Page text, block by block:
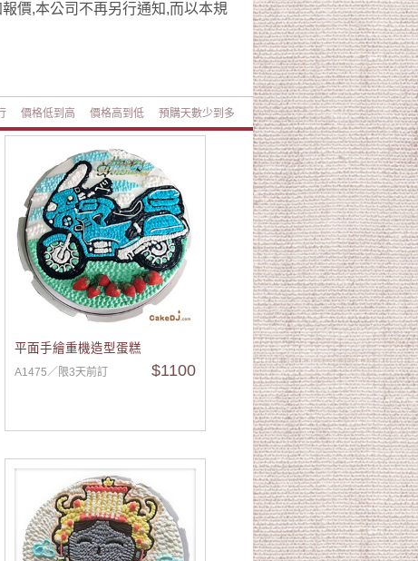
價,本公司不再另行通知,而以本規
價格低到高 價格高到低 預購天數少到多
平面手繪重機造型蛋糕
A1475／限3天前訂 $1100